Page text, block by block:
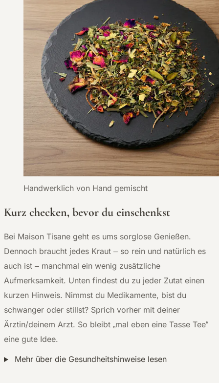
Handwerklich von Hand gemischt
Kurz checken, bevor du einschenkst
Bei Maison Tisane geht es ums sorglose Genießen.
Dennoch braucht jedes Kraut – so rein und natürlich es
auch ist – manchmal ein wenig zusätzliche
Aufmerksamkeit. Unten findest du zu jeder Zutat einen
kurzen Hinweis. Nimmst du Medikamente, bist du
schwanger oder stillst? Sprich vorher mit deiner
Ärztin/deinem Arzt. So bleibt „mal eben eine Tasse Tee“
eine gute Idee.
Mehr über die Gesundheitshinweise lesen